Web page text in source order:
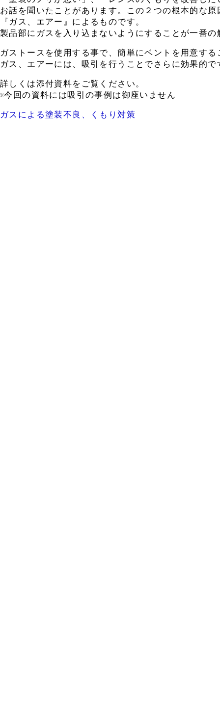
お話を聞いたことがあります。この２つの根本的な原
『ガス、エアー』によるものです。
製品部にガスを入り込まないようにすることが一番
ガストースを使用する事で、簡単にベントを用意す
ガス、エアーには、吸引を行うことでさらに効果的で
詳しくは添付資料をご覧ください。
※今回の資料には吸引の事例は御座いません
ガスによる塗装不良、くもり対策